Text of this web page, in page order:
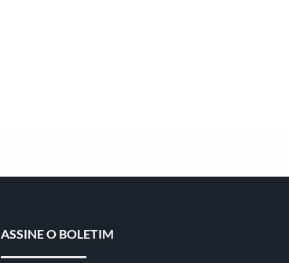
ASSINE O BOLETIM